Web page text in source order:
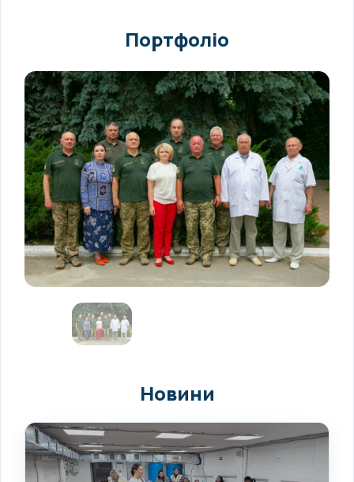
Портфоліо
Новини